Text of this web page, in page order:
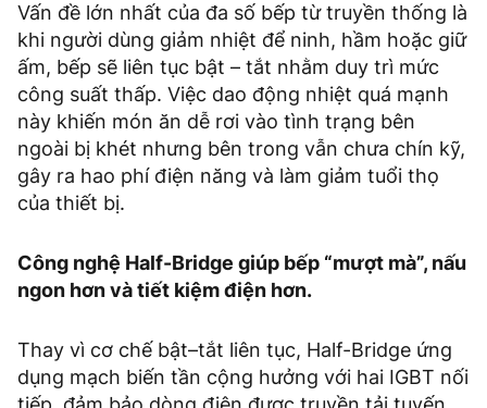
Vấn đề lớn nhất của đa số bếp từ truyền thống là
khi người dùng giảm nhiệt để ninh, hầm hoặc giữ
ấm, bếp sẽ liên tục bật – tắt nhằm duy trì mức
công suất thấp. Việc dao động nhiệt quá mạnh
này khiến món ăn dễ rơi vào tình trạng bên
ngoài bị khét nhưng bên trong vẫn chưa chín kỹ,
gây ra hao phí điện năng và làm giảm tuổi thọ
của thiết bị.
Công nghệ Half-Bridge giúp bếp “mượt mà”, nấu
ngon hơn và tiết kiệm điện hơn.
Thay vì cơ chế bật–tắt liên tục, Half-Bridge ứng
dụng mạch biến tần cộng hưởng với hai IGBT nối